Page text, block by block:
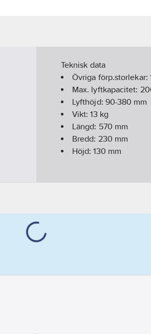
Teknisk data
Övriga förp.storlekar:
Max. lyftkapacitet:
Lyfthöjd: 90-380 mm
Vikt:13kg
Längd: 570 mm
Bredd: 230 mm
Höjd:130 mm